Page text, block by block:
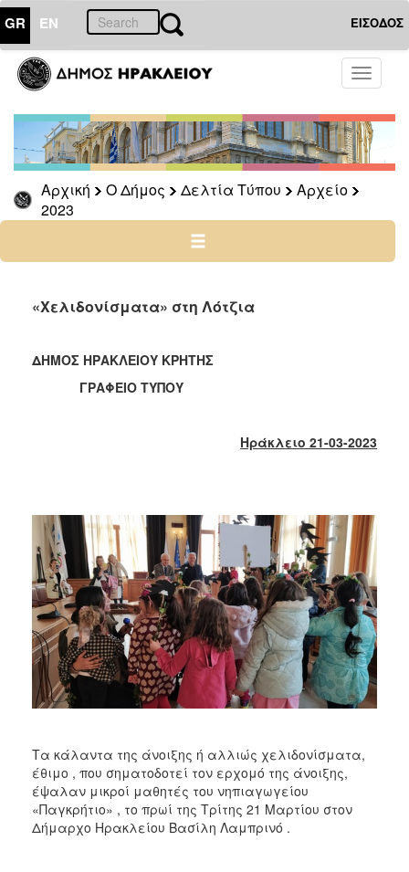
GR EN ΕΙΣΟΔΟΣ
Toggle
Αρχική Ο Δήμος Δελτία Τύπου
Αρχείο
2023
ΔΗΜΟΣ
Δελτία
Τύπου
Αρχείο
2026
2025
2022
2020
2019
2013
2012
2011
2010
2006
ΠΟΛΙΤΙΣΜΟΣ
ΑΝΘΕΚΤΙΚΗ
«Χελιδονίσματα» στη Λότζια
ΔΗΜΟΣ ΗΡΑΚΛΕΙΟΥ ΚΡΗΤΗΣ
ΓΡΑΦΕΙΟ ΤΥΠΟΥ
Ηράκλειο 21-03-2023
Τα κάλαντα της άνοιξης ή αλλιώς χελιδονίσματα,
έθιμο , που σηματοδοτεί τον ερχομό της άνοιξης,
έψαλαν μικροί μαθητές του νηπιαγωγείου
«Παγκρήτιο» , το πρωί της Τρίτης 21 Μαρτίου στον
Δήμαρχο Ηρακλείου Βασίλη Λαμπρινό .